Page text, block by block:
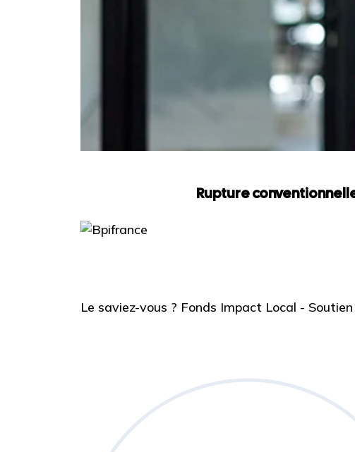
Rupture
Le saviez-vous ? Fonds Impact Local -